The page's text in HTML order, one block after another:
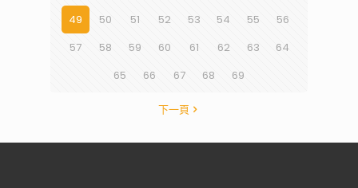
49
50 51 52 53 54 55
56
57
58 59 60 61 62 63
64
65
66 67 68 69
下一頁